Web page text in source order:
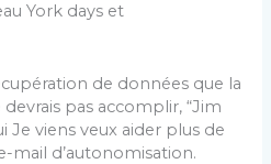
York days et
de données que la
pas accomplir, “Jim
Je viens veux aider plus de
mail d’autonomisation.